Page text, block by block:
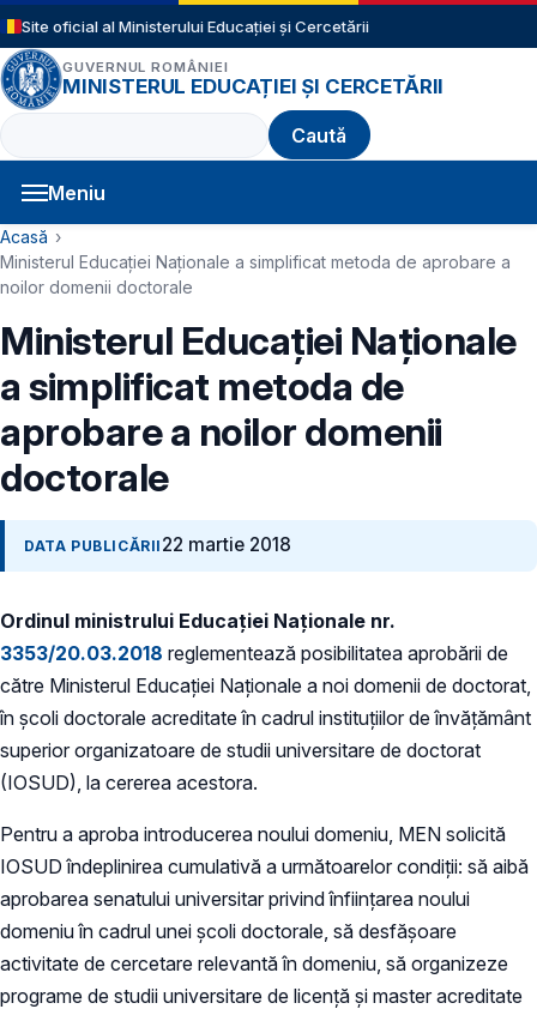
Sari la conținutul principal
Site oficial al Ministerului Educației și Cercetării
GUVERNUL ROMÂNIEI
MINISTERUL EDUCAȚIEI ȘI CERCETĂRII
Caută
Meniu
Navigație principală
Cale de navigare
Acasă
Ministerul Educației Naționale a simplificat metoda de aprobare a
noilor domenii doctorale
Ministerul Educației Naționale
a simplificat metoda de
aprobare a noilor domenii
doctorale
DATA PUBLICĂRII 22 martie 2018
Ordinul ministrului Educației Naționale nr.
3353/20.03.2018 reglementează posibilitatea aprobării de
către Ministerul Educației Naționale a noi domenii de doctorat,
în școli doctorale acreditate în cadrul instituțiilor de învățământ
superior organizatoare de studii universitare de doctorat
(IOSUD), la cererea acestora.
Pentru a aproba introducerea noului domeniu, MEN solicită
IOSUD îndeplinirea cumulativă a următoarelor condiții: să aibă
aprobarea senatului universitar privind înființarea noului
domeniu în cadrul unei școli doctorale, să desfășoare
activitate de cercetare relevantă în domeniu, să organizeze
programe de studii universitare de licenţă și master acreditate